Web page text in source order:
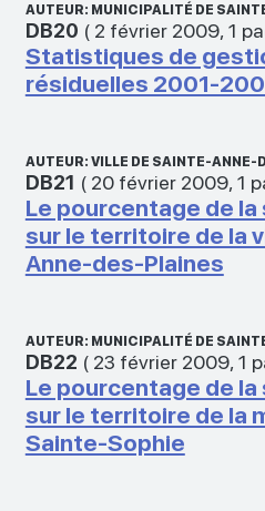
AUTEUR: MUNICIPALITÉ DE
DB20 ( 2 février 2009, 1
Statistiques de
résiduelles 2001-
AUTEUR: VILLE DE SAINTE-ANNE-
DB21 ( 20 février 2009, 1
Le pourcentage de
sur le territoire de la
Anne-des-Plaines
AUTEUR: MUNICIPALITÉ DE
DB22 ( 23 février 2009, 1
Le pourcentage de
sur le territoire de la
Sainte-Sophie